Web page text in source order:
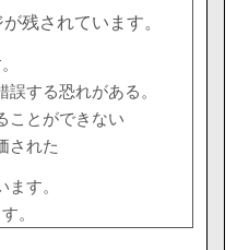
残されています。
する恐れがある。
ことができない
された
す。
。